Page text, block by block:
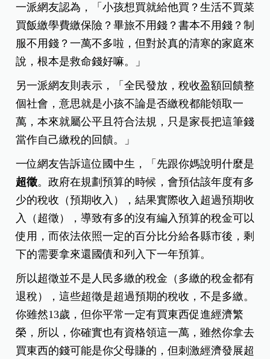
一派網友認為，「小孩想買就給他買？生活不買菜
買飯繳學費繳保險？畢旅不用錢？書本不用錢？制
服不用錢？一萬不多啦，但對於真的清寒的家庭來
說，根本是救命錢好嘛。」
另一派網友則表示，「全民發放，稅收盈額回饋整
個社會，意思就是小孩不論是否繳稅都能領取一
萬，本來就屬公平且符合法規，只是家長把這筆錢
當作自己繳稅的回饋。」
一位網友告訴這位國中生，「先跟你媽說明什麼是
超徵。政府在規劃預算的時候，會預估該年度有多
少的稅收（預期收入），結果實際收入超過預期收
入（超徵），導致有多的沒有編入預算的稅金可以
使用，而依法依照一定的百分比分給各縣市後，剩
下的需要拿來還國債和列入下一年預算。
所以超徵並不是人民多繳的稅金（多繳的稅金都有
退稅），這些超徵是超過預期的稅收，不是多繳。
你雖然13歲，但你平常一定有買東西促進經濟繁
榮，所以，你確實也有資格領這一萬，雖然你拿去
買東西的錢可能是你父母賺的，但刺激經濟發展超